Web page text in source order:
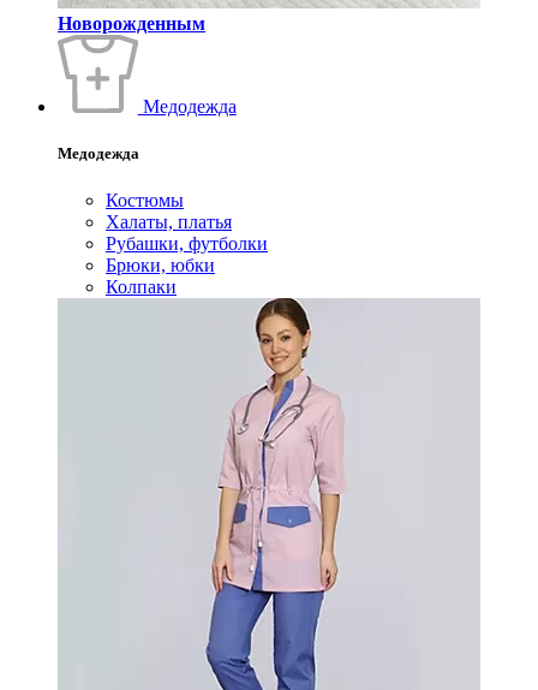
Новорожденным
Медодежда
Медодежда
Костюмы
Халаты, платья
Рубашки, футболки
Брюки, юбки
Колпаки